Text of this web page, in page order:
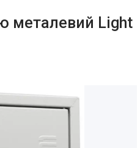
металевий Light